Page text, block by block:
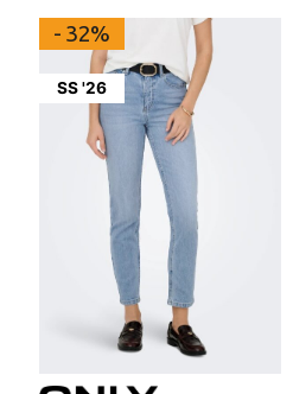
SS '26
- 32%